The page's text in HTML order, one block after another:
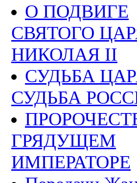
О ПОДВИГЕ
СВЯТОГО
НИКОЛАЯ II
СУДЬБА
СУДЬБА
ГРЯДУЩЕМ
ИМПЕРАТОРЕ